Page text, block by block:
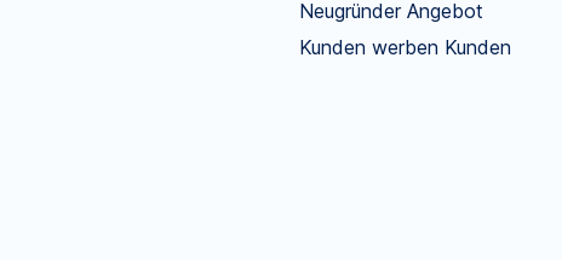
Neugründer Angebot
Kunden werben Kunden